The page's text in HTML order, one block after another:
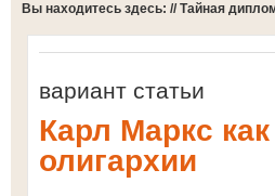
Вы находитесь здесь: //Тайная
вариант статьи
Карл Маркс
олигархии